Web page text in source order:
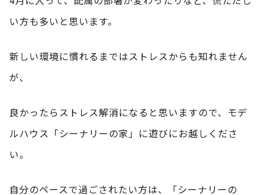
い方も多いと思います。
新しい環境に慣れるまではストレスからも知れません
が、
良かったらストレス解消になると思いますので、モデ
ルハウス「シーナリーの家」に遊びにお越しくださ
い。
自分のペースで過ごされたい方は、「シーナリーの